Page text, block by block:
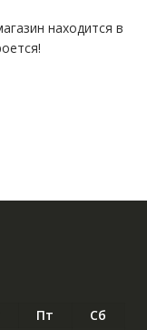
находится в
Пт
Сб